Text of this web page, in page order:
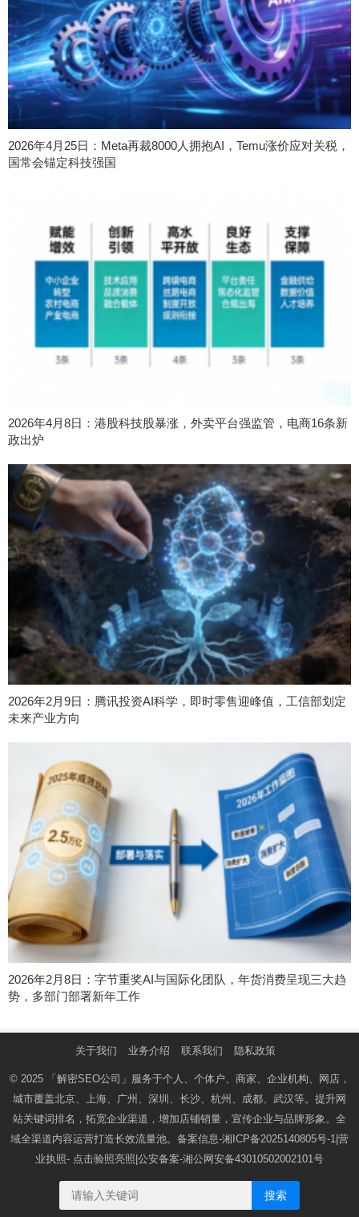
2026年4月25日：Meta再裁8000人拥抱AI，Temu涨价应对关税，
国常会锚定科技强国
2026年4月8日：港股科技股暴涨，外卖平台强监管，电商16条新
政出炉
2026年2月9日：腾讯投资AI科学，即时零售迎峰值，工信部划定
未来产业方向
2026年2月8日：字节重奖AI与国际化团队，年货消费呈现三大趋
势，多部门部署新年工作
关于我们 业务介绍 联系我们 隐私政策
© 2025 「解密SEO公司」 服务于个人、个体户、商家、企业机构、网店，
城市覆盖北京、上海、广州、深圳、长沙、杭州、成都、武汉等。提升网
站关键词排名，拓宽企业渠道，增加店铺销量，宣传企业与品牌形象。全
域全渠道内容运营打造长效流量池。备案信息-湘ICP备2025140805号-1 |营
业执照- 点击验照亮照 |公安备案-湘公网安备43010502002101号
搜索